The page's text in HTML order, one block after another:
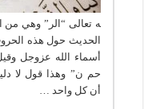
ه تعالى “الر” وهي من
الحديث حول هذه
أسماء الله عزوجل
حم ن” وهذا قول لا
أن كل واحد …